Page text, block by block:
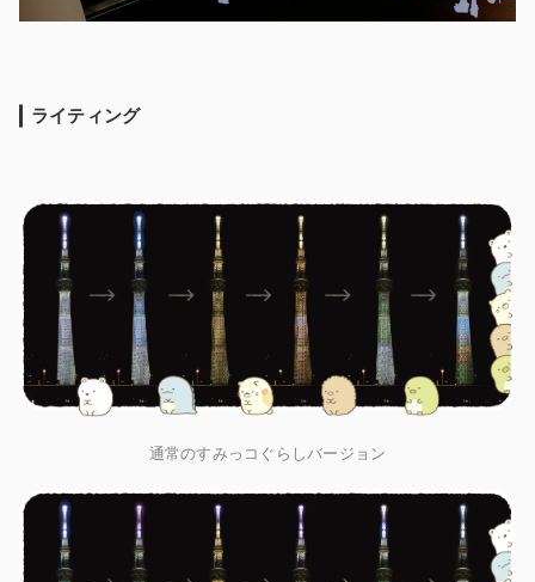
ライティング
通常のすみっコぐらしバージョン